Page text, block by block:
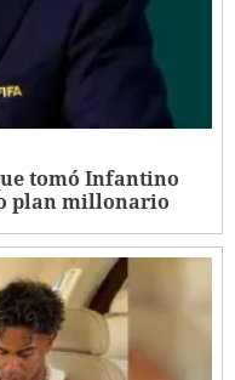
tomó Infantino
plan millonario